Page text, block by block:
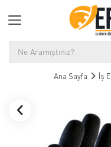
Ana Sayfa İş